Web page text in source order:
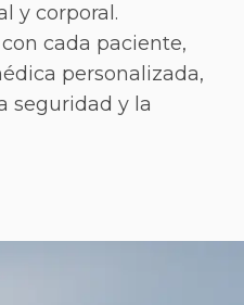
y corporal.
cada paciente,
personalizada,
seguridad y la